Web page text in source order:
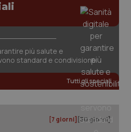
più salute e
standard e condivisione
Tutti gli speciali
[7 giorni] [30 giorni]
www.quotidianosanita.it
www.quotidianosanita.it